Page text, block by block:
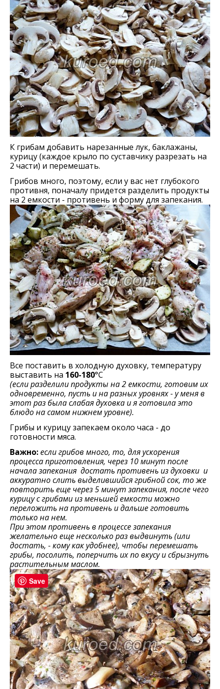
К грибам добавить нарезанные лук, баклажаны,
курицу (каждое крыло по суставчику разрезать на
2 части) и перемешать.
Грибов много, поэтому, если у вас нет глубокого
противня, поначалу придется разделить продукты
на 2 емкости - противень и форму для запекания.
Все поставить в холодную духовку, температуру
выставить на 160-180°С
(если разделили продукты на 2 емкости, готовим их
одновременно, пусть и на разных уровнях - у меня в
этот раз была слабая духовка и я готовила это
блюдо на самом нижнем уровне).
Грибы и курицу запекаем около часа - до
готовности мяса.
Важно:если грибов много, то, для ускорения
процесса приготовления, через 10 минут после
начала запекания достать противень из духовки и
аккуратно слить выделившийся грибной сок, то же
повторить еще через 5 минут запекания, после чего
курицу с грибами из меньшей емкости можно
переложить на противень и дальше готовить
только на нем.
При этом противень в процессе запекания
желательно еще несколько раз выдвинуть (или
достать, - кому как удобнее), чтобы перемешать
грибы, посолить, поперчить их по вкусу и сбрызнуть
растительным маслом.
Save